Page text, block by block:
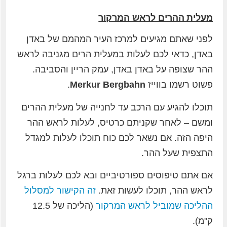
מעלית ההרים לראש המרקור
לפני שאתם מגיעים למרכז העיר המהמם של באדן
באדן, כדאי לכם לעלות במעלית הרים מגניבה לראש
ההר שצופה על באדן באדן, עמק הריין והסביבה.
פשוט רשמו בווייזMerkur Bergbahn
.
תוכלו להגיע עם הרכב עד לחנייה של מעלית ההרים
ומשם – לאחר שקניתם כרטיס, לעלות לראש ההר
היפה הזה. אם נשאר לכם כוח תוכלו לעלות למגדל
התצפית שעל ההר.
אם אתם טיפוסים ספורטיביים ובא לכם לעלות ברגל
לראש ההר, תוכלו לעשות זאת.זה הקישור למסלול
ההליכה שמוביל לראש המרקור
(הליכה של 12.5
ק"מ).